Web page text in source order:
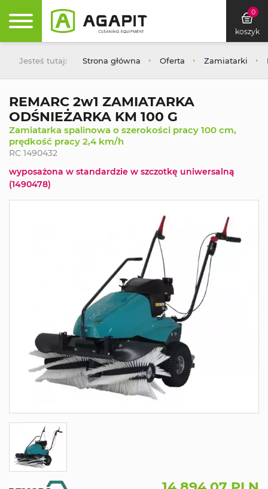
0
koszyk
Jesteś tutaj: Strona główna Oferta Zamiatarki
REMARC 2w1 ZAMIATARKA
ODŚNIEŻARKA KM 100 G
Zamiatarka spalinowa o szerokości pracy 100 cm,
prędkość pracy 2,4 km/h
RC 1490432
wyposażona w standardzie w szczotkę uniwersalną
(1490478)